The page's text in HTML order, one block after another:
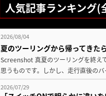
人気記事ランキング(
2026/08/04
夏のツーリングから帰ってきた
Screenshot 真夏のツーリングを終え
思うものです。しかし、走行直後の
2026/07/29